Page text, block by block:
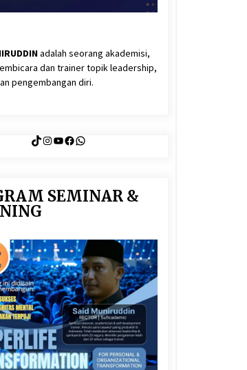
adalah seorang akademisi,
dan trainer topik leadership,
pengembangan diri.
TikTok
Instagram
YouTube
Facebook
WhatsApp
SEMINAR &